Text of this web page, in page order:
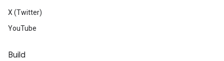
X (Twitter)
YouTube
Build